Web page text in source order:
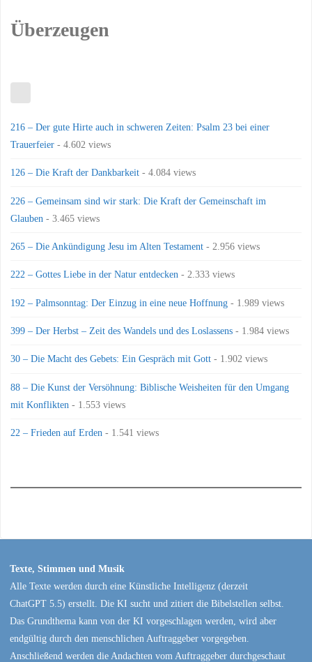
Überzeugen
216 – Der gute Hirte auch in schweren Zeiten: Psalm 23 bei einer
Trauerfeier - 4.602 views
126 – Die Kraft der Dankbarkeit - 4.084 views
226 – Gemeinsam sind wir stark: Die Kraft der Gemeinschaft im
Glauben - 3.465 views
265 – Die Ankündigung Jesu im Alten Testament - 2.956 views
222 – Gottes Liebe in der Natur entdecken - 2.333 views
192 – Palmsonntag: Der Einzug in eine neue Hoffnung - 1.989 views
399 – Der Herbst – Zeit des Wandels und des Loslassens - 1.984 views
30 – Die Macht des Gebets: Ein Gespräch mit Gott - 1.902 views
88 – Die Kunst der Versöhnung: Biblische Weisheiten für den Umgang
mit Konflikten - 1.553 views
22 – Frieden auf Erden - 1.541 views
Texte, Stimmen und Musik
Alle Texte werden durch eine Künstliche Intelligenz (derzeit
ChatGPT 5.5) erstellt. Die KI sucht und zitiert die Bibelstellen selbst.
Das Grundthema kann von der KI vorgeschlagen werden, wird aber
endgültig durch den menschlichen Auftraggeber vorgegeben.
Anschließend werden die Andachten vom Auftraggeber durchgeschaut